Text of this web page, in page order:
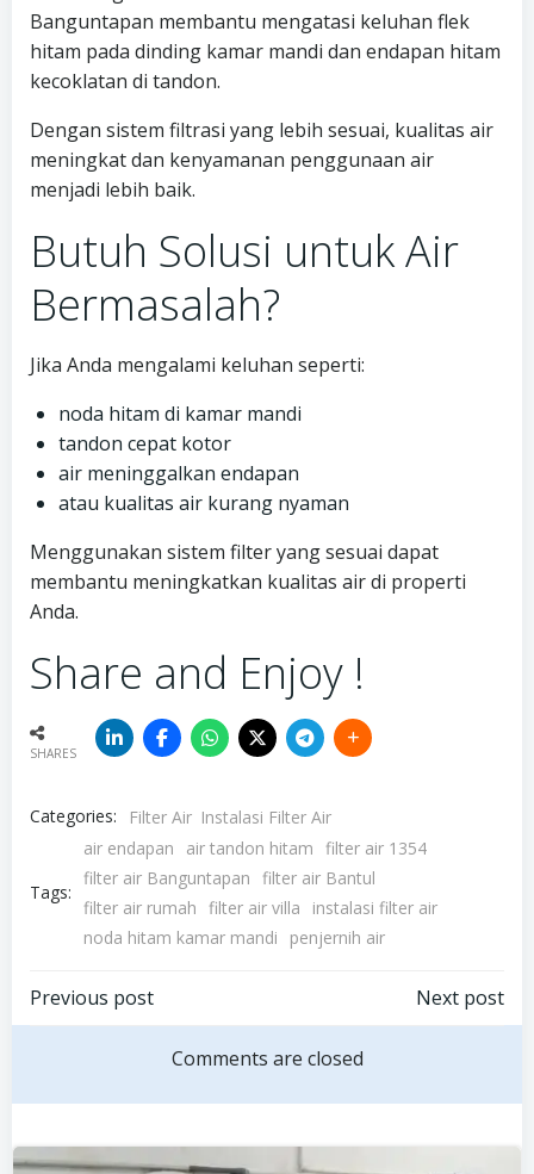
Banguntapan membantu mengatasi keluhan flek
hitam pada dinding kamar mandi dan endapan hitam
kecoklatan di tandon.
Dengan sistem filtrasi yang lebih sesuai, kualitas air
meningkat dan kenyamanan penggunaan air
menjadi lebih baik.
Butuh Solusi untuk Air
Bermasalah?
Jika Anda mengalami keluhan seperti:
noda hitam di kamar mandi
tandon cepat kotor
air meninggalkan endapan
atau kualitas air kurang nyaman
Menggunakan sistem filter yang sesuai dapat
membantu meningkatkan kualitas air di properti
Anda.
Share and Enjoy !
SHARES
Categories: Filter Air Instalasi Filter Air
Tags:
air endapan air tandon hitam filter air 1354
filter air Banguntapan filter air Bantul
filter air rumah filter air villa
instalasi filter air
noda hitam kamar mandi
penjernih air
Post
navigation
Previous post
Post
navigation
Next post
Comments are closed